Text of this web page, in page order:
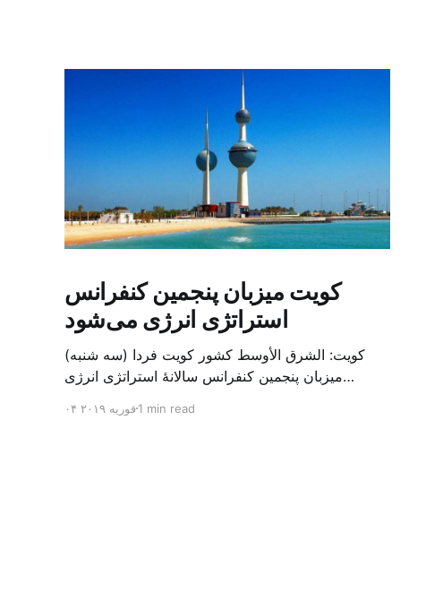
کویت میزبان پنجمین کنفرانس
استراتژی انرژی می‌شود
کویت: الشرق الأوسط کشور کویت فردا (سه شنبه)
میزبان پنجمین کنفرانس سالانهٔ استراتژی انرژی
الشرق الاوسط، حدود ۳۰۰ متخصص از شرکت‌های
۰۴ فوریه ۲۰۱۹1 min read